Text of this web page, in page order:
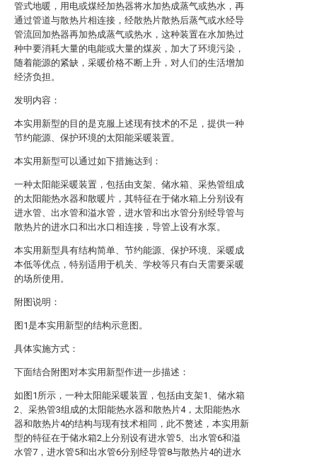
管式地暖，用电或煤经加热器将水加热成蒸气或热水，再
通过管道与散热片相连接，经散热片散热后蒸气或水经导
管流回加热器再加热成蒸气或热水，这种装置在水加热过
种中要消耗大量的电能或大量的煤炭，加大了环境污染，
随着能源的紧缺，采暖价格不断上升，对人们的生活增加
经济负担。
发明内容：
本实用新型的目的是克服上述现有技术的不足，提供一种
节约能源、保护环境的太阳能采暖装置。
本实用新型可以通过如下措施达到：
一种太阳能采暖装置，包括由支架、储水箱、采热管组成
的太阳能热水器和散暖片，其特征在于储水箱上分别设有
进水管、出水管和溢水管，进水管和出水管分别经导管与
散热片的进水口和出水口相连接，导管上设有水泵。
本实用新型具有结构简单、节约能源、保护环境、采暖成
本低等优点，特别适用于机关、学校等只有白天需要采暖
的场所使用。
附图说明：
图1是本实用新型的结构示意图。
具体实施方式：
下面结合附图对本实用新型作进一步描述：
如图1所示，一种太阳能采暖装置，包括由支架1、储水箱
2、采热管3组成的太阳能热水器和散热片4，太阳能热水
器和散热片4的结构与现有技术相同，此不赘述，本实用新
型的特征在于储水箱2上分别设有进水管5、出水管6和溢
水管7，进水管5和出水管6分别经导管8与散热片4的进水